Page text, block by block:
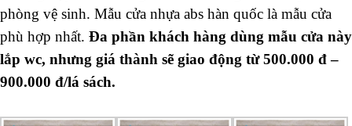
phòng vệ sinh. Mẫu cửa nhựa abs hàn quốc là mẫu cửa
phù hợp nhất. Đa phần khách hàng dùng mẫu cửa này
lắp wc, nhưng giá thành sẽ giao động từ 500.000 đ –
900.000 đ/lá sách.